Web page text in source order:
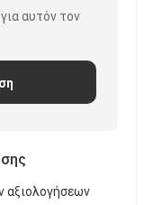
αυτόν τον
αξιολογήσεων